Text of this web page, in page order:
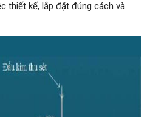
thiết kế, lắp đặt đúng cách và